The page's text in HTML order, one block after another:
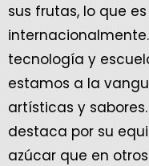
sus frutas, lo que
tecnología y
estamos a la
artísticas y
destaca por su
azúcar que en